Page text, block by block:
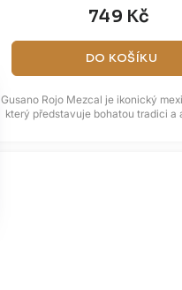
749 Kč
DO KOŠÍKU
Gusano Rojo Mezcal je ikonický
který představuje bohatou tradici a